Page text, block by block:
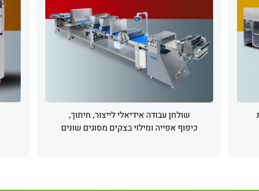
שולחן עבודה אידיאלי לייצור, חיתוך,
כיפוף אפייה ומילוי בצקים מסוגים שונים